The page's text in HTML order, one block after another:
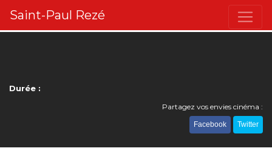
Saint-Paul Rezé
Durée :
Partagez vos envies cinéma :
Facebook Twitter